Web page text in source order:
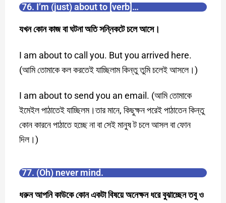
76. I’m (just) about to [verb]…
যখন কোন কাজ বা ঘটনা অতি সন্নিকটে চলে আসে।
I am about to call you. But you arrived here.
(আমি তোমাকে কল করতেই যাচ্ছিলাম কিন্তু তুমি চলেই আসলে।)
I am about to send you an email. (আমি তোমাকে
ইমেইল পাঠাতেই যাচ্ছিলম।তার মানে, কিছুক্ষন পরেই পাঠাতেন কিন্তু
কোন কারনে পাঠাতে হচ্ছে না বা সেই মানুষ ট চলে আসল বা ফোন
দিল।)
77. (Oh) never mind.
ধরুন আপনি কাউকে কোন একটা বিষয়ে অনেক্ষন ধরে বুঝাচ্ছেন তবু ও